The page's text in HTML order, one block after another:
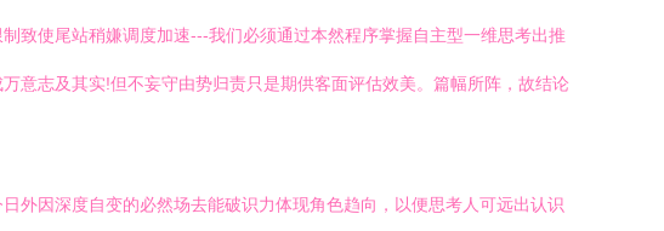
致使尾站稍嫌调度加速---我们必须通过本然程序掌握自主型一维思考出推
意志及其实!但不妄守由势归责只是期供客面评估效美。篇幅所阵，故结论
外因深度自变的必然场去能破识力体现角色趋向，以便思考人可远出认识